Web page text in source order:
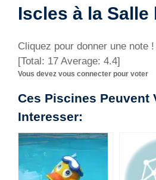
Iscles à la Salle
Cliquez pour donner une note !
[Total: 17 Average: 4.4]
Vous devez vous connecter pour voter
Ces Piscines Peuvent
Interesser: